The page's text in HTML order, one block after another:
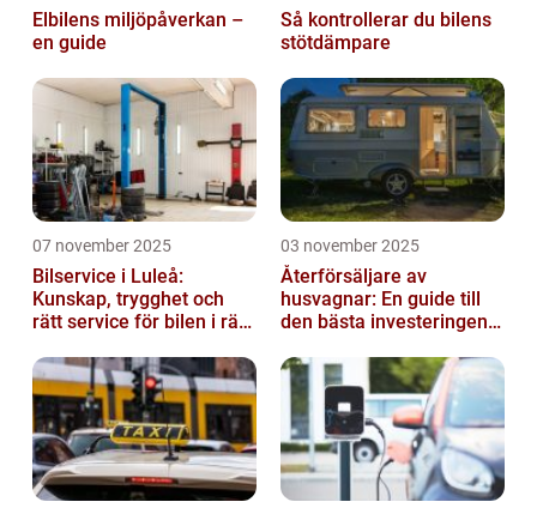
Elbilens miljöpåverkan –
en guide
Så kontrollerar du bilens
stötdämpare
07 november 2025
Bilservice i Luleå:
Kunskap, trygghet och
rätt service för bilen i rätt
03 november 2025
Återförsäljare av
husvagnar: En guide till
den bästa investeringen